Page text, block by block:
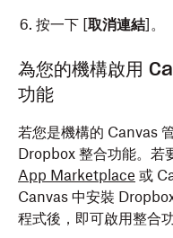
按一下 [取消連結]。
為您的機構啟用
功能
若您是機構的 Canvas
Dropbox 整合功能。若
App Marketplace 或
Canvas 中安裝
程式後，即可啟用整合功